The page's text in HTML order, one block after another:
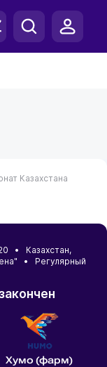
Казахстана
20 • Казахстан,
• Регулярный
Хумо (фарм)